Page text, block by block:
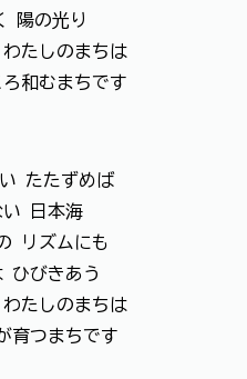
陽の光り
たしのまちは
和むまちです
たたずめば
い 日本海
リズムにも
ひびきあう
たしのまちは
育つまちです